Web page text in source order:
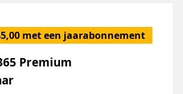
met een jaarabonnement
Premium